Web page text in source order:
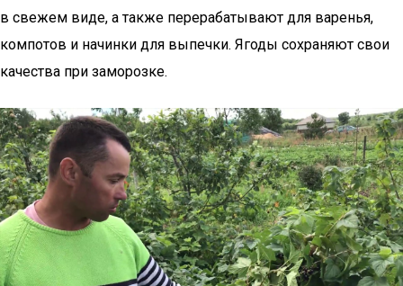
в свежем виде, а также перерабатывают для варенья,
компотов и начинки для выпечки. Ягоды сохраняют свои
качества при заморозке.